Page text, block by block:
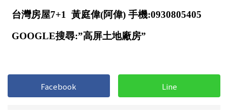
高雄市
澎湖縣
80坪以上
~
樓層
不拘
地下室
Facebook Line